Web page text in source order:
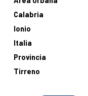
Calabria
Ionio
Italia
Provincia
Tirreno